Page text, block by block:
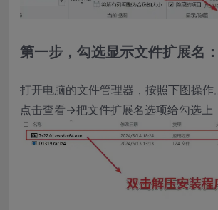
第一步，勾选显示文件扩展名：
打开电脑的文件管理器，按照下图操作。
点击查看→把文件扩展名选项给勾选上